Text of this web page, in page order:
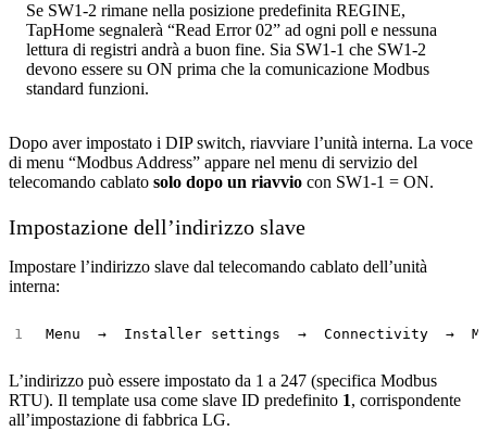
Se SW1-2 rimane nella posizione predefinita REGINE,
TapHome segnalerà “Read Error 02” ad ogni poll e nessuna
lettura di registri andrà a buon fine. Sia SW1-1 che SW1-2
devono essere su ON prima che la comunicazione Modbus
standard funzioni.
Dopo aver impostato i DIP switch, riavviare l’unità interna. La voce
di menu “Modbus Address” appare nel menu di servizio del
telecomando cablato solo dopo un riavvio con SW1-1 = ON.
Impostazione dell’indirizzo slave
Impostare l’indirizzo slave dal telecomando cablato dell’unità
interna:
L’indirizzo può essere impostato da 1 a 247 (specifica Modbus
RTU). Il template usa come slave ID predefinito 1, corrispondente
all’impostazione di fabbrica LG.